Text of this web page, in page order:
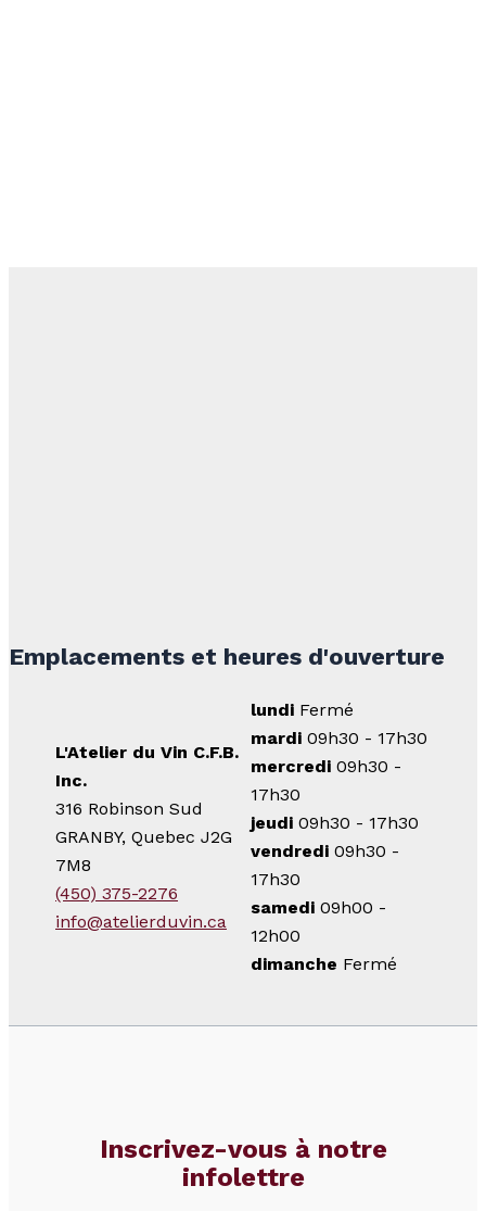
Emplacements et heures d'ouverture
L'Atelier du Vin C.F.B.
Inc.
316 Robinson Sud
GRANBY, Quebec J2G
7M8
(450) 375-2276
info@atelierduvin.ca
lundi Fermé
mardi 09h30 - 17h30
mercredi 09h30 -
17h30
jeudi 09h30 - 17h30
vendredi 09h30 -
17h30
samedi 09h00 -
12h00
dimanche Fermé
Inscrivez-vous à notre
infolettre